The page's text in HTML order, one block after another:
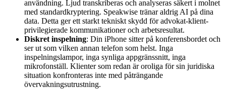
användning. Ljud transkriberas och analyseras säkert i molnet
med standardkryptering. Speakwise tränar aldrig AI på dina
data. Detta ger ett starkt tekniskt skydd för advokat-klient-
privilegierade kommunikationer och arbetsresultat.
Diskret inspelning: Din iPhone sitter på konferensbordet och
ser ut som vilken annan telefon som helst. Inga
inspelningslampor, inga synliga appgränssnitt, inga
mikrofonställ. Klienter som redan är oroliga för sin juridiska
situation konfronteras inte med påträngande
övervakningsutrustning.